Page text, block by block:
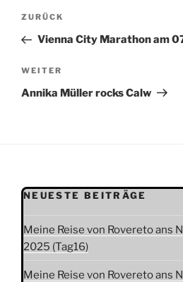
Beitragsnavigation
Vorheriger
Beitrag
ZURÜCK
Vienna City Marathon am
Nächster
Beitrag
WEITER
Annika Müller rocks Calw
NEUESTE BEITRÄGE
Meine Reise von Rovereto ans
2025 (Tag16)
Meine Reise von Rovereto ans